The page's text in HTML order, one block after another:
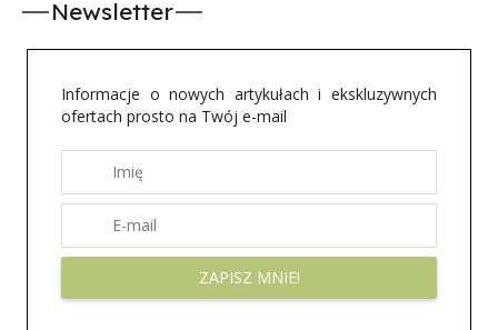
Newsletter
Informacje o nowych artykułach i ekskluzywnych
ofertach prosto na Twój e-mail